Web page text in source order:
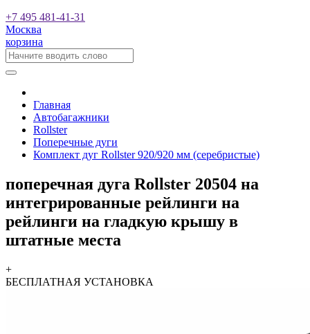
+7 495 481-41-31
Москва
корзина
Главная
Автобагажники
Rollster
Поперечные дуги
Комплект дуг Rollster 920/920 мм (серебристые)
поперечная дуга Rollster 20504 на
интегрированные рейлинги на
рейлинги на гладкую крышу в
штатные места
+
БЕСПЛАТНАЯ УСТАНОВКА